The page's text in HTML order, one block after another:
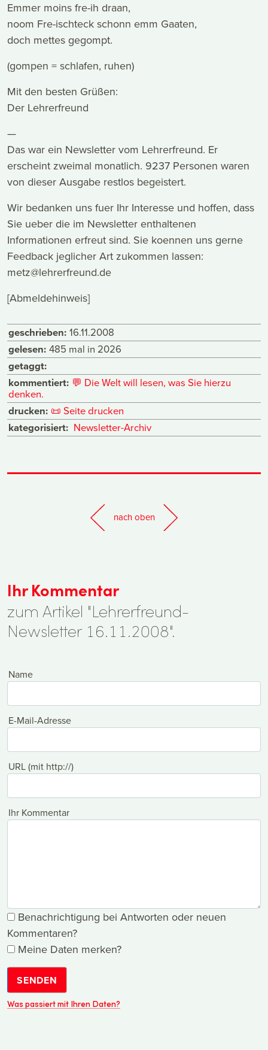
Emmer moins fre-ih draan,
noom Fre-ischteck schonn emm Gaaten,
doch mettes gegompt.
(gompen = schlafen, ruhen)
Mit den besten Grüßen:
Der Lehrerfreund
—
Das war ein Newsletter vom Lehrerfreund. Er
erscheint zweimal monatlich. 9237 Personen waren
von dieser Ausgabe restlos begeistert.
Wir bedanken uns fuer Ihr Interesse und hoffen, dass
Sie ueber die im Newsletter enthaltenen
Informationen erfreut sind. Sie koennen uns gerne
Feedback jeglicher Art zukommen lassen:
metz@lehrerfreund.de
[Abmeldehinweis]
geschrieben: 16.11.2008
gelesen: 485 mal in 2026
getaggt:
kommentiert: 💬 Die Welt will lesen, was Sie hierzu
denken.
drucken: 📜 Seite drucken
kategorisiert: Newsletter-Archiv
nach oben
Ihr Kommentar
zum Artikel "Lehrerfreund-
Newsletter 16.11.2008".
Name
E-Mail-Adresse
URL (mit http://)
Ihr Kommentar
Benachrichtigung bei Antworten oder neuen
Kommentaren?
Meine Daten merken?
SENDEN
Was passiert mit Ihren Daten?